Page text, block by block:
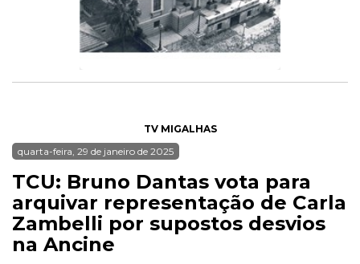
TV MIGALHAS
quarta-feira, 29 de janeiro de 2025
TCU: Bruno Dantas vota para
arquivar representação de Carla
Zambelli por supostos desvios
na Ancine